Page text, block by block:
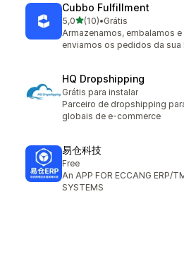
Cubbo Fulfillment
5,0de 5 estrelas
(10)
10 avaliações ao todo
•Grátis
Armazenamos, embalamos e
enviamos os pedidos da sua
HQ Dropshipping
Grátis para instalar
Parceiro de dropshipping
globais de e-commerce
易仓科技
Free
An APP FOR ECCANG ERP/
SYSTEMS